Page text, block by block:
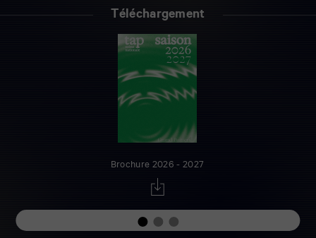
Téléchargement
Brochure 2026 - 2027